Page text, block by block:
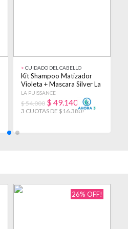
> CUIDADO DEL CABELLO
Kit Shampoo Matizador
Violeta + Mascara Silver La
Puissance
LA PUISSANCE
$ 54.000 $ 49.140
3 CUOTAS DE $16.380!
26% OFF!